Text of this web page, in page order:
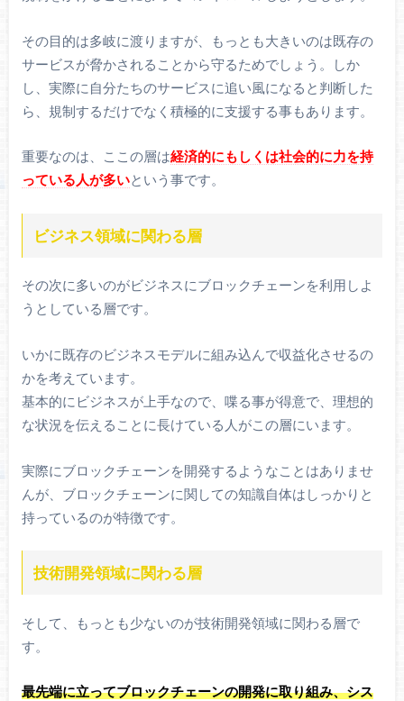
その目的は多岐に渡りますが、もっとも大きいのは既存の
サービスが脅かされることから守るためでしょう。しか
し、実際に自分たちのサービスに追い風になると判断した
ら、規制するだけでなく積極的に支援する事もあります。
重要なのは、ここの層は経済的にもしくは社会的に力を持
っている人が多いという事です。
ビジネス領域に関わる層
その次に多いのがビジネスにブロックチェーンを利用しよ
うとしている層です。
いかに既存のビジネスモデルに組み込んで収益化させるの
かを考えています。
基本的にビジネスが上手なので、喋る事が得意で、理想的
な状況を伝えることに長けている人がこの層にいます。
実際にブロックチェーンを開発するようなことはありませ
んが、ブロックチェーンに関しての知識自体はしっかりと
持っているのが特徴です。
技術開発領域に関わる層
そして、もっとも少ないのが技術開発領域に関わる層で
す。
最先端に立ってブロックチェーンの開発に取り組み、シス